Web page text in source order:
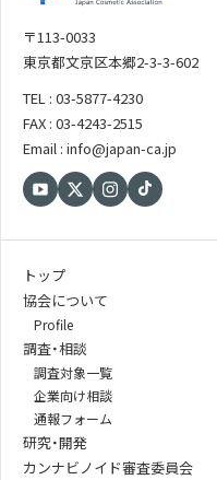
〒113-0033
東京都文京区本郷2-3-3-602
TEL : 03-5877-4230
FAX : 03-4243-2515
Email : info@japan-ca.jp
トップ
協会について
Profile
調査・相談
調査対象一覧
企業向け相談
通報フォーム
研究・開発
カンナビノイド審査委員会